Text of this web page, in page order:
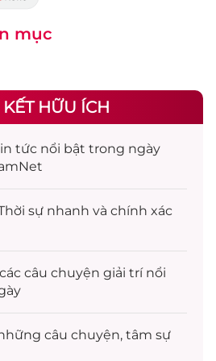
mục
HỮU ÍCH
tức nổi bật trong ngày
sự nhanh và chính xác
câu chuyện giải trínổi
câu chuyện, tâm sự